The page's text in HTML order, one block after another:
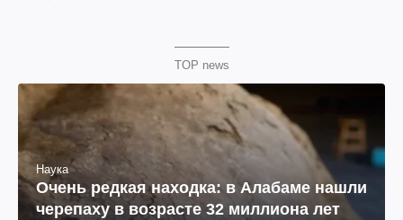
TOP news
Наука
Очень редкая находка: в Алабаме нашли
черепаху в возрасте 32 миллиона лет